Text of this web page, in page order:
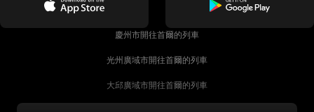
慶州市開往首爾的列車
光州廣域市開往首爾的列車
大邱廣域市開往首爾的列車